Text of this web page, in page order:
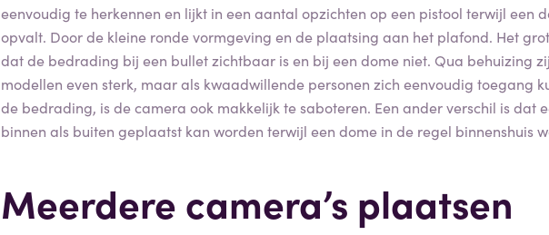
eenvoudig te herkennen en lijkt in een aantal opzichten op een pistool terwijl een
opvalt. Door de kleine ronde vormgeving en de plaatsing aan het plafond. Het
dat de bedrading bij een bullet zichtbaar is en bij een dome niet. Qua behuizing
modellen even sterk, maar als kwaadwillende personen zich eenvoudig toegang
de bedrading, is de camera ook makkelijk te saboteren. Een ander verschil is dat
binnen als buiten geplaatst kan worden terwijl een dome in de regel binnenshuis
Meerdere camera’s plaatsen